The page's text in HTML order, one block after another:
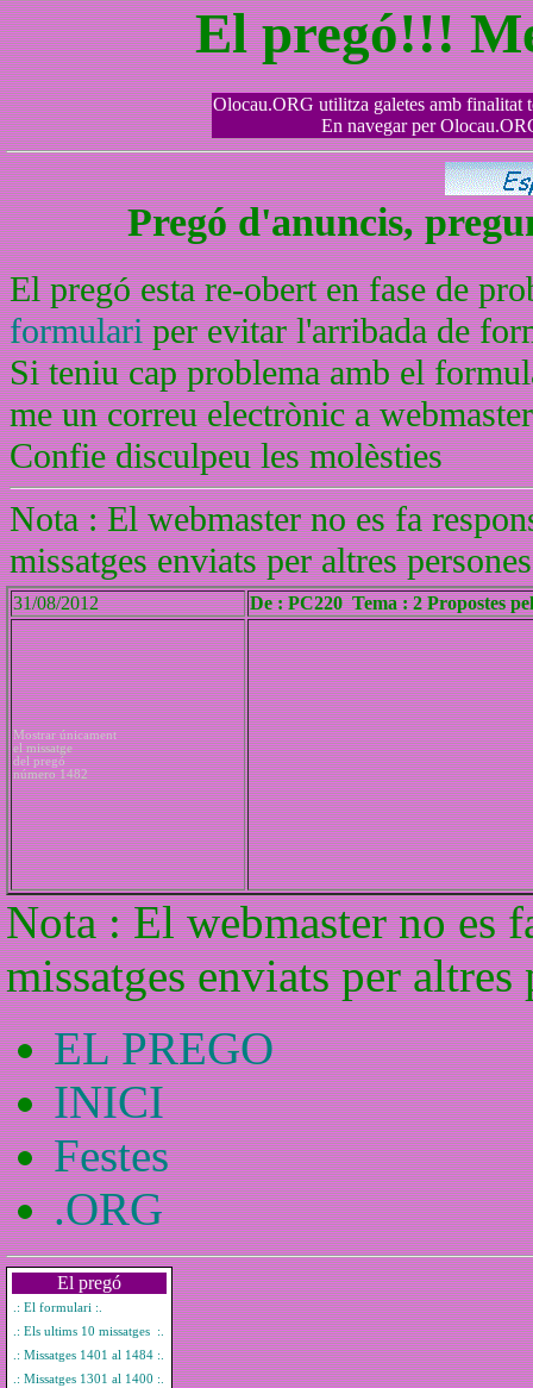
El pregó!!!
Olocau.ORG utilitza galetes amb finalitat
En navegar per
Pregó d'anuncis,
El pregó esta re-obert en fase de
formulariper evitar l'arribada de
Si teniu cap problema amb el
me un correu electrònic a
Confie disculpeu les molèsties
Nota : El webmaster no es fa
missatges enviats per altres
31/08/2012 De : PC220 Tema : 2 Propostes
Mostrar únicament
el missatge
del pregó
número 1482
Nota : El webmaster no es
missatges enviats per altres
EL PREGO
INICI
Festes
.ORG
El pregó
.: El formulari :.
.: Els ultims 10 missatges :.
.: Missatges 1401 al 1484 :.
.: Missatges 1301 al 1400 :.